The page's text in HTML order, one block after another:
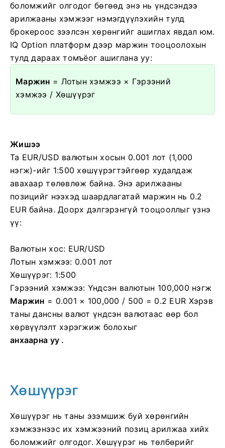
боломжийг олгодог бөгөөд энэ нь үндсэндээ
арилжааны хэмжээг нэмэгдүүлэхийн тулд
брокероос зээлсэн хөрөнгийг ашиглах явдал юм.
IQ Option платформ дээр маржин тооцоолохын
тулд дараах томъёог ашиглана уу:
Маржин = Лотын хэмжээ × Гэрээний
хэмжээ / Хөшүүрэг
Жишээ
Та EUR/USD валютын хосын 0.001 лот (1,000
нэгж)-ийг 1:500 хөшүүрэгтэйгөөр худалдаж
авахаар төлөвлөж байна. Энэ арилжааны
позицийг нээхэд шаардлагатай маржин нь 0.2
EUR байна. Доорх дэлгэрэнгүй тооцооллыг үзнэ
үү:
Валютын хос: EUR/USD
Лотын хэмжээ: 0.001 лот
Хөшүүрэг: 1:500
Гэрээний хэмжээ: Үндсэн валютын 100,000 нэгж
Маржин = 0.001 × 100,000 / 500 = 0.2 EUR Хэрэв
таны дансны валют үндсэн валютаас өөр бол
хөрвүүлэлт хэрэгжиж болохыг
анхаарна уу .
Хөшүүрэг
Хөшүүрэг нь таны эзэмшиж буй хөрөнгийн
хэмжээнээс их хэмжээний позиц арилжаа хийх
боломжийг олгодог. Хөшүүрэг нь төлбөрийг